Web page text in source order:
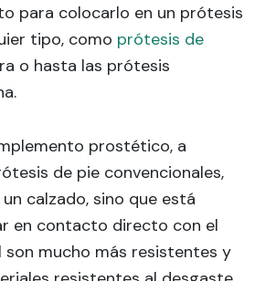
para colocarlo en un prótesis
tipo, como prótesis de
o hasta las prótesis
prostético, a
de pie convencionales,
calzado, sino que está
en contacto directo con el
mucho más resistentes y